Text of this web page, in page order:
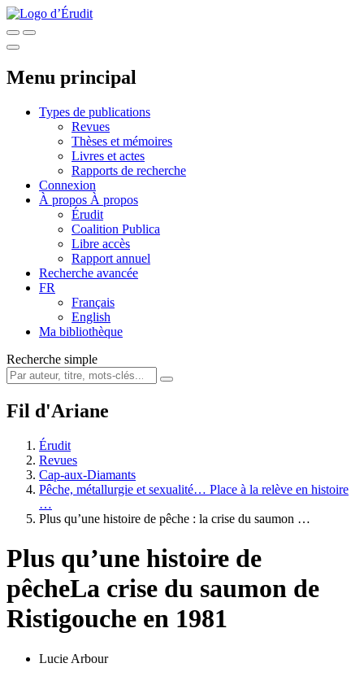
Menu principal
Types de publications
Revues
Thèses et mémoires
Livres et actes
Rapports de recherche
Connexion
À propos À propos
Érudit
Coalition Publica
Libre accès
Rapport annuel
Recherche avancée
FR
Français
English
Ma bibliothèque
Recherche simple
Fil d'Ariane
Érudit
Revues
Cap-aux-Diamants
Pêche, métallurgie et sexualité… Place à la relève en histoire
…
Plus qu’une histoire de pêche : la crise du saumon …
Plus qu’une histoire de
pêcheLa crise du saumon de
Ristigouche en 1981
Lucie Arbour